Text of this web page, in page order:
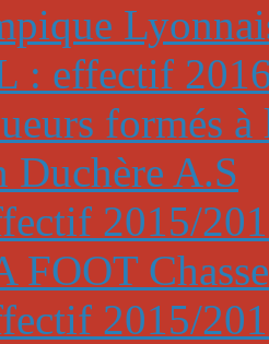
: effectif
formés
Duchère A.S
2015/
FOOT
2015/